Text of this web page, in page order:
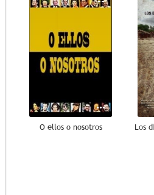
O ellos o nosotros